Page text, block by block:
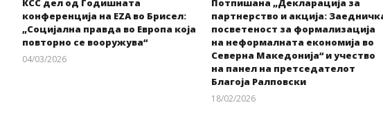
конференција на EZA во Брисел:
„Социјална правда во Европа која
повторно се вооружува“
04/03/2026
партнерство и акција:
посветеност за формализација
на неформалната економија во
Северна Македонија“ и учество
на панел на претседателот
Благоја Ралповски
18/02/2026